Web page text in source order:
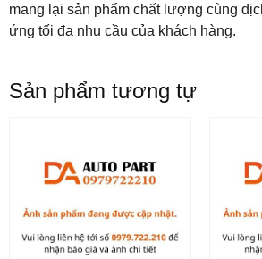
mang lại sản phẩm chất lượng cùng
ứng tối đa nhu cầu của khách hàng.
Sản phẩm tương tự